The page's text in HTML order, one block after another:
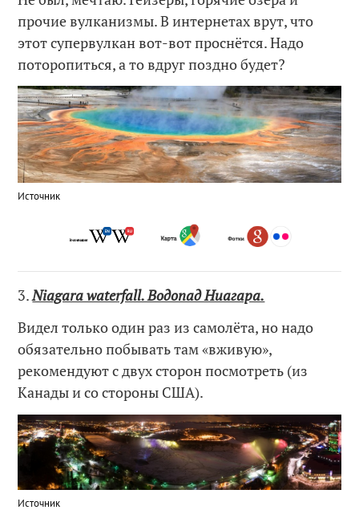
прочие вулканизмы. В интернетах врут, что
этот супервулкан вот-вот проснётся. Надо
поторопиться, а то вдруг поздно будет?
Источник
3.Niagara waterfall. Водопад Ниагара.
Видел только один раз из самолёта, но надо
обязательно побывать там «вживую»,
рекомендуют с двух сторон посмотреть (из
Канады и со стороны США).
Источник